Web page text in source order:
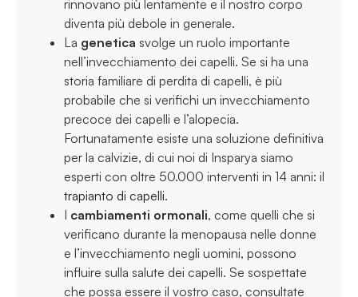
rinnovano più lentamente e il nostro corpo
diventa più debole in generale.
La genetica svolge un ruolo importante
nell’invecchiamento dei capelli. Se si ha una
storia familiare di perdita di capelli, è più
probabile che si verifichi un invecchiamento
precoce dei capelli e l’alopecia.
Fortunatamente esiste una soluzione definitiva
per la calvizie, di cui noi di Insparya siamo
esperti con oltre 50.000 interventi in 14 anni: il
trapianto di capelli.
I cambiamenti ormonali, come quelli che si
verificano durante la menopausa nelle donne
e l’invecchiamento negli uomini, possono
influire sulla salute dei capelli. Se sospettate
che possa essere il vostro caso, consultate